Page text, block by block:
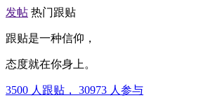
发帖 热门跟贴
跟贴是一种信仰，
态度就在你身上。
3500 人跟贴， 30973 人参与